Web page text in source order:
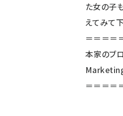
た女の子
えてみて
＝＝＝＝
本家のブ
＝＝＝＝